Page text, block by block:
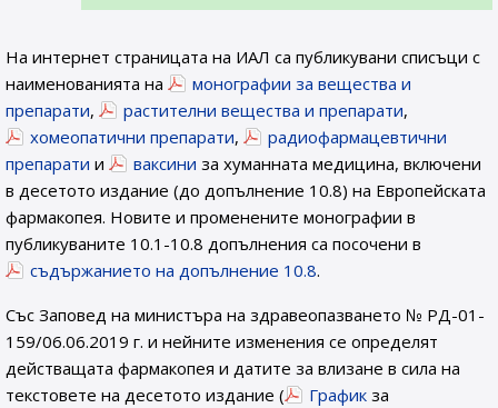
На интернет страницата на ИАЛ са публикувани списъци с
наименованията на
монографии за вещества и
препарати, растителни вещества и препарати,
хомеопатични препарати,
радиофармацевтични
препарати и ваксини за хуманната медицина, включени
в десетото издание (до допълнение 10.8) на Европейската
фармакопея. Новите и променените монографии в
публикуваните 10.1-10.8 допълнения са посочени в
съдържанието на допълнение 10.8.
Със Заповед на министъра на здравеопазването № РД-01-
159/06.06.2019 г. и нейните изменения се определят
действащата фармакопея и датите за влизане в сила на
текстовете на десетото издание (
График за